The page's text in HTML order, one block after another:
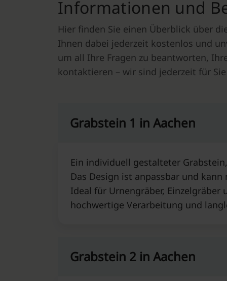
Informationen und
Hier finden Sie einen Überblick über
Ihnen dabei jederzeit kostenlos und
um all Ihre Fragen zu beantworten,
kontaktieren – wir sind jederzeit für Sie
Grabstein 1 in Aachen⁠
Ein individuell gestalteter
Das Design ist anpassbar und
Ideal für Urnengräber,
hochwertige Verarbeitung und
Grabstein 2 in Aachen⁠